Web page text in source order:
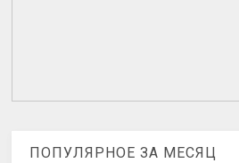
ПОПУЛЯРНОЕ ЗА МЕСЯЦ